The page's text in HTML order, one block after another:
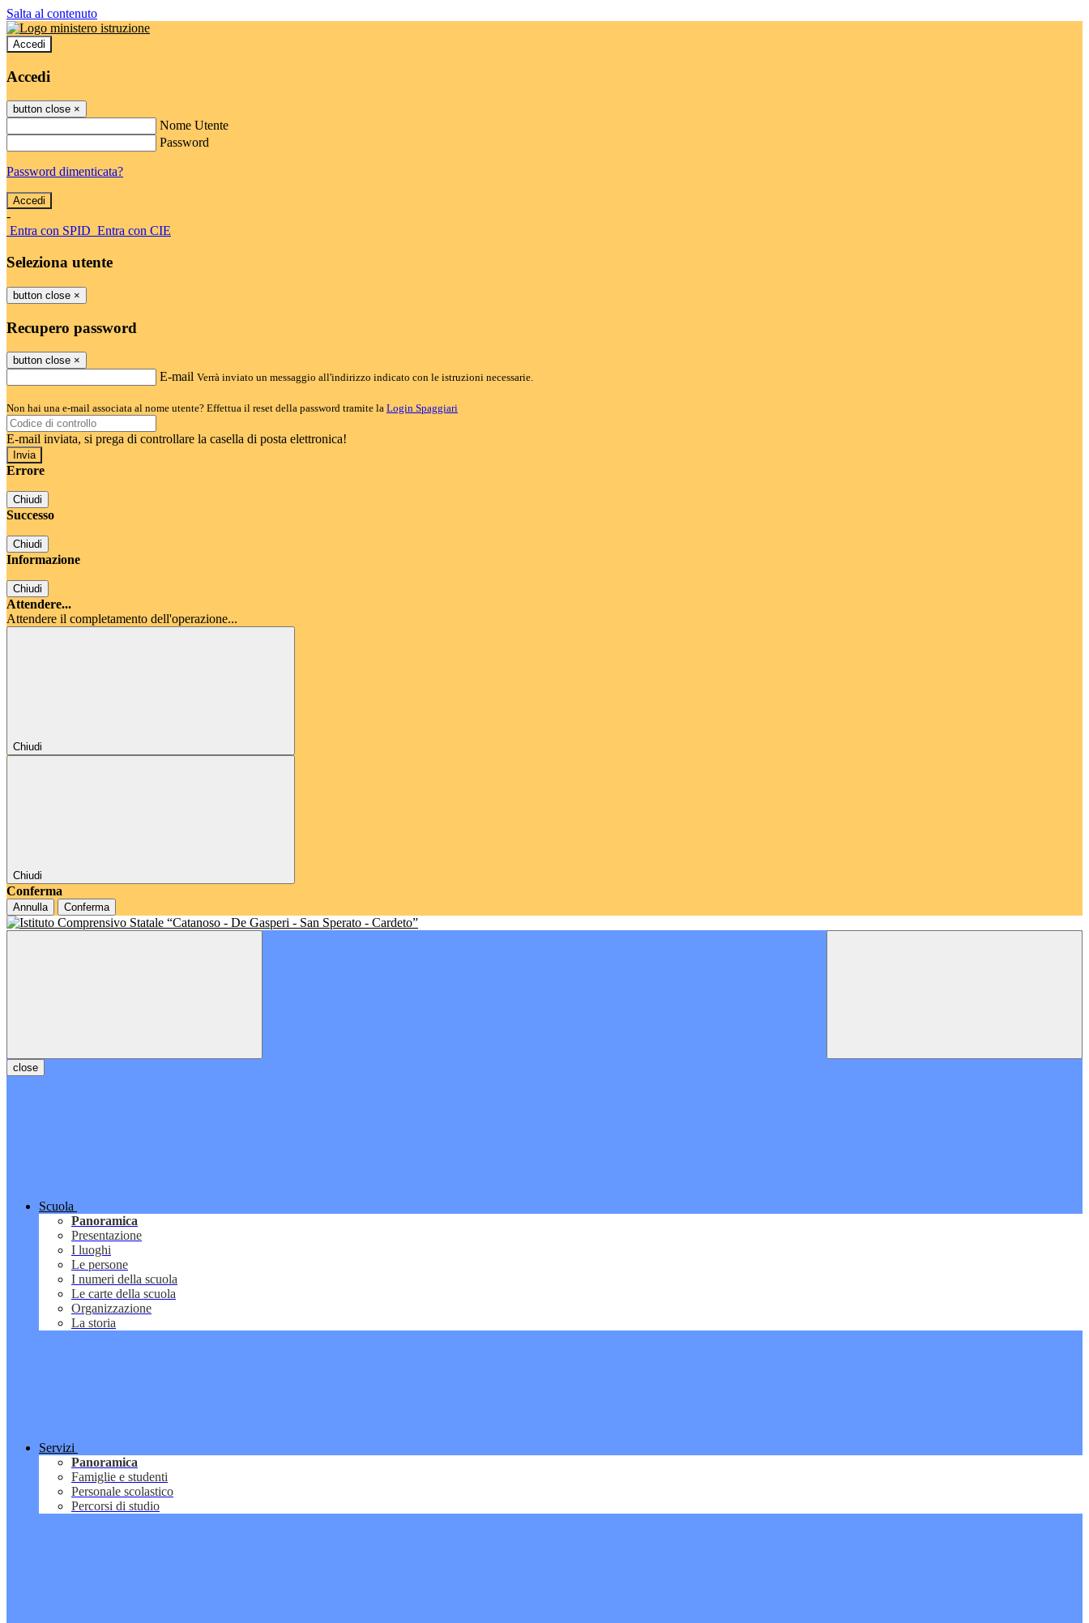
Salta al contenuto
Accedi
Accedi
button close ×
Nome Utente
Password
Password dimenticata?
-
Entra con SPID Entra con CIE
Seleziona utente
button close ×
Recupero password
button close ×
E-mail Verrà inviato un messaggio all'indirizzo indicato con le istruzioni necessarie.
Non hai una e-mail associata al nome utente? Effettua il reset della password tramite la Login Spaggiari
E-mail inviata, si prega di controllare la casella di posta elettronica!
Errore
Chiudi
Successo
Chiudi
Informazione
Chiudi
Attendere...
Attendere il completamento dell'operazione...
Chiudi
Chiudi
Conferma
Annulla Conferma
close
Scuola
Panoramica
Presentazione
I luoghi
Le persone
I numeri della scuola
Le carte della scuola
Organizzazione
La storia
Servizi
Panoramica
Famiglie e studenti
Personale scolastico
Percorsi di studio